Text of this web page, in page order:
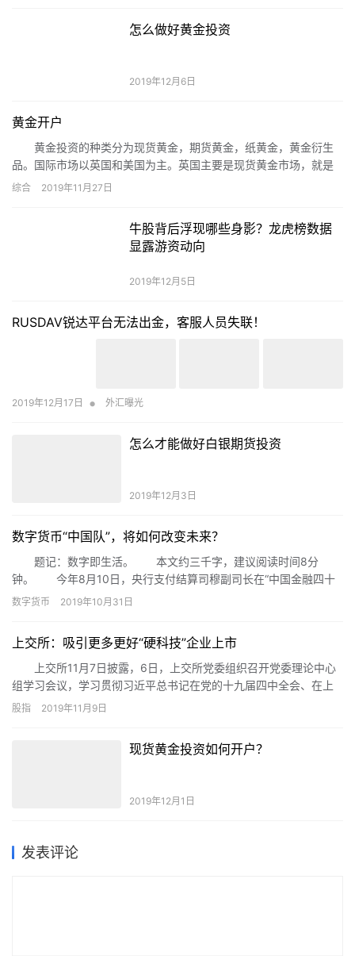
怎么做好黄金投资
2019年12月6日
黄金开户
黄金投资的种类分为现货黄金，期货黄金，纸黄金，黄金衍生
品。国际市场以英国和美国为主。英国主要是现货黄金市场，就是
通常人们所说的伦敦金。美国主要是期货市场。中国开放黄金市场
款电子订货系统，期货交易所推出的黄金期货都可以选择开户。
综合 2019年11月27日
牛股背后浮现哪些身影？龙虎榜数据
显露游资动向
2019年12月5日
RUSDAV锐达平台无法出金，客服人员失联！
2019年12月17日 • 外汇曝光
怎么才能做好白银期货投资
2019年12月3日
数字货币“中国队”，将如何改变未来？
题记：数字即生活。 本文约三千字，建议阅读时间8分
钟。 今年8月10日，央行支付结算司穆副司长在“中国金融四十
人论坛”上发言，提到：经过五年研究，央行数字货币可以说是呼之
数字货币 2019年10月31日
上交所：吸引更多更好“硬科技”企业上市
上交所11月7日披露，6日，上交所党委组织召开党委理论中心
组学习会议，学习贯彻习近平总书记在党的十九届四中全会、在上
海考察和第二届国际进口博览会开幕式上的重要讲话精神。
股指 2019年11月9日
现货黄金投资如何开户？
2019年12月1日
发表评论